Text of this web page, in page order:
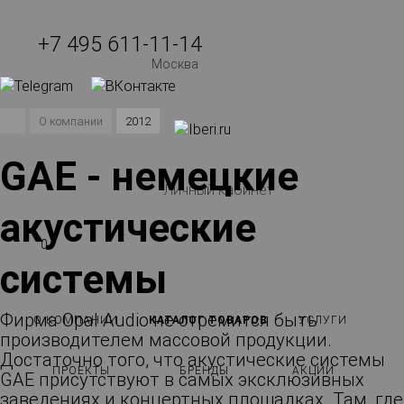
+7 495 611-11-14
Москва
Личный кабинет
0
О КОМПАНИИ КАТАЛОГ ТОВАРОВ УСЛУГИ
ПРОЕКТЫ БРЕНДЫ АКЦИИ
О компании 2012
GAE - немецкие
акустические
системы
Фирма Opal Audio не стремится быть
производителем массовой продукции.
Достаточно того, что акустические системы
GAE присутствуют в самых эксклюзивных
заведениях и концертных площадках. Там, где